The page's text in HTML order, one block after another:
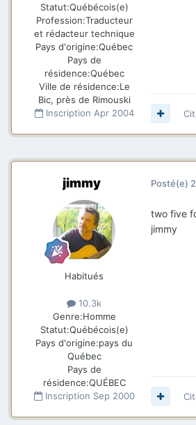
Statut:Québécois(e)
Profession:Traducteur
et rédacteur technique
Pays d'origine:Québec
Pays de
résidence:Québec
Ville de résidence:Le
Bic, près de Rimouski
Inscription Apr 2004
jimmy
Habitués
10.3k
Genre:Homme
Statut:Québécois(e)
Pays d'origine:pays du
Québec
Pays de
résidence:QUÉBEC
Inscription Sep 2000
Posté(e)
two five
jimmy